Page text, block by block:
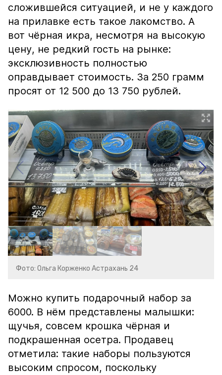
сложившейся ситуацией, и не у каждого
на прилавке есть такое лакомство. А
вот чёрная икра, несмотря на высокую
цену, не редкий гость на рынке:
эксклюзивность полностью
оправдывает стоимость. За 250 грамм
просят от 12 500 до 13 750 рублей.
Фото: Ольга Корженко Астрахань 24
Можно купить подарочный набор за
6000. В нём представлены малышки:
щучья, совсем крошка чёрная и
подкрашенная осетра. Продавец
отметила: такие наборы пользуются
высоким спросом, поскольку